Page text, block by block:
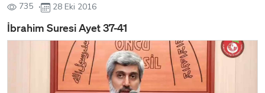
735
28 Eki 2016
İbrahim Suresi Ayet 37-41